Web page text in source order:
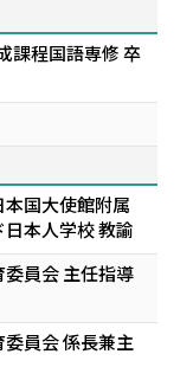
課程国語専修 卒
国大使館附属
本人学校 教諭
員会 主任指導
員会 係長兼主